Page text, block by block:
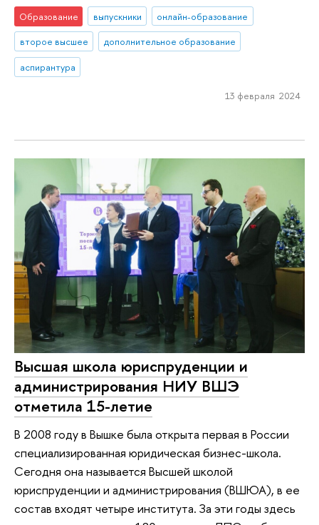
Образование выпускники
онлайн-образование
второе высшее
дополнительное образование
аспирантура
13 февраля 2024
Высшая школа юриспруденции и
администрирования НИУ ВШЭ
отметила 15-летие
В 2008 году в Вышке была открыта первая в России
специализированная юридическая бизнес-школа.
Сегодня она называется Высшей школой
юриспруденции и администрирования (ВШЮА), в ее
состав входят четыре института. За эти годы здесь